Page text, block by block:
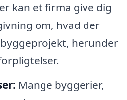
kan et firma give dig
om, hvad der
herunder
Mange byggerier,